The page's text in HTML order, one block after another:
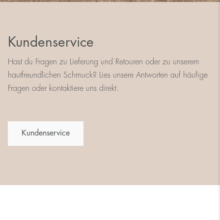
Kundenservice
Hast du Fragen zu Lieferung und Retouren oder zu unserem
hautfreundlichen Schmuck? Lies unsere Antworten auf häufige
Fragen oder kontaktiere uns direkt.
Kundenservice